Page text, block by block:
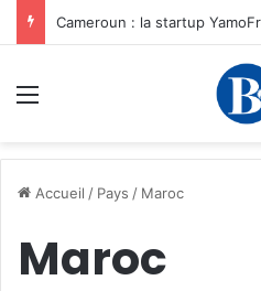
Accueil / Pays / Maroc
Maroc